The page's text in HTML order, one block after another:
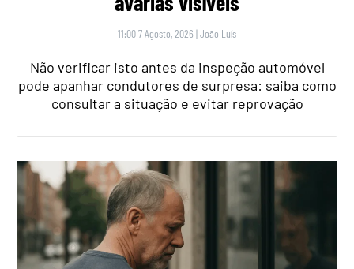
11:00 7 Agosto, 2026 |João Luís
Não verificar isto antes da inspeção automóvel
pode apanhar condutores de surpresa: saiba como
consultar a situação e evitar reprovação